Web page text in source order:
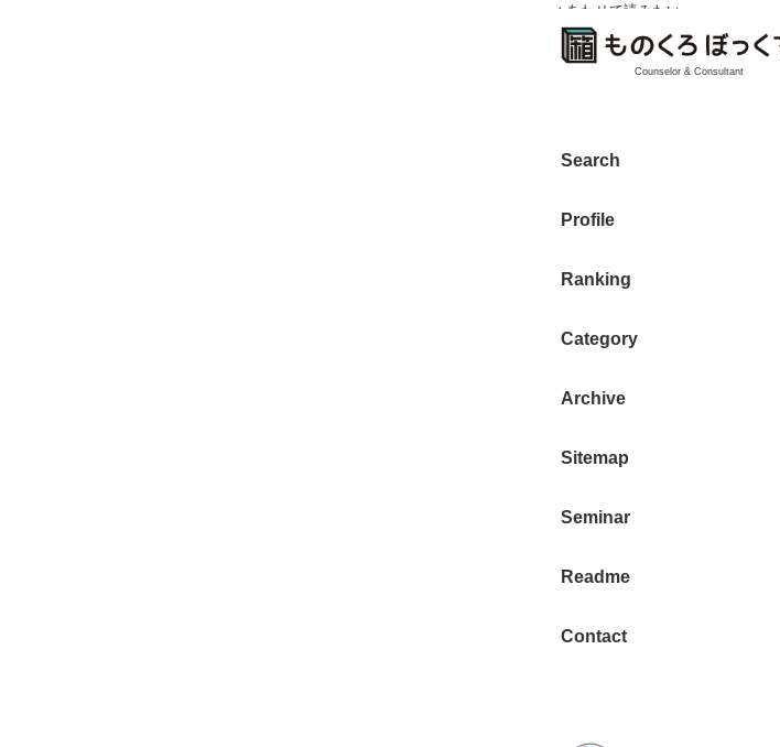
Counselor & Consultant
Search
Profile
Ranking
Category
Archive
Sitemap
Seminar
Readme
Contact
涼宮ハルヒシ
指シフトで原
者
人気ライトノベル「涼
の執筆環境がTwitterで
涼宮ハルヒの
先生は親指シ
親指シフトは
然な感じで入
— あかぎぽん
✓ あわせて読みたい